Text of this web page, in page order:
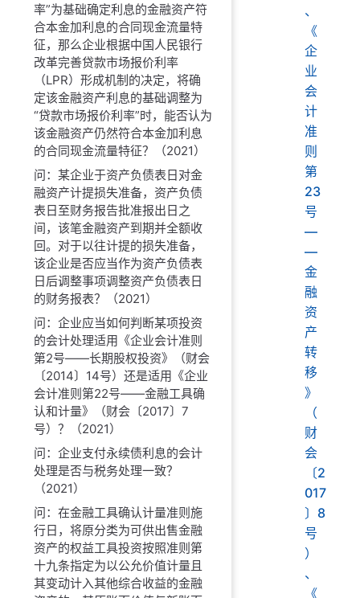
率”为基础确定利息的金融资产符
合本金加利息的合同现金流量特
征，那么企业根据中国人民银行
改革完善贷款市场报价利率
（LPR）形成机制的决定，将确
定该金融资产利息的基础调整为
“贷款市场报价利率”时，能否认为
该金融资产仍然符合本金加利息
的合同现金流量特征？（2021）
问：某企业于资产负债表日对金
融资产计提损失准备，资产负债
表日至财务报告批准报出日之
间，该笔金融资产到期并全额收
回。对于以往计提的损失准备，
该企业是否应当作为资产负债表
日后调整事项调整资产负债表日
的财务报表？（2021）
问：企业应当如何判断某项投资
的会计处理适用《企业会计准则
第2号——长期股权投资》（财会
〔2014〕14号）还是适用《企业
会计准则第22号——金融工具确
认和计量》（财会〔2017〕7
号）？（2021）
问：企业支付永续债利息的会计
处理是否与税务处理一致？
（2021）
问：在金融工具确认计量准则施
行日，将原分类为可供出售金融
资产的权益工具投资按照准则第
十九条指定为以公允价值计量且
其变动计入其他综合收益的金融
、
《
企
业
会
计
准
则
第
23
号
—
—
金
融
资
产
转
移
》
（
财
会
〔2
017
〕8
号
）
、
《